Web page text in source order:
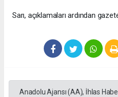
Sarı, açıklamaları ardından
Anadolu Ajansı (AA), İhlas